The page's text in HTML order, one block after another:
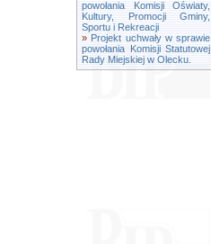
powołania Komisji Oświaty,
Kultury, Promocji Gminy,
Sportu i Rekreacji
» Projekt uchwały w sprawie
powołania Komisji Statutowej
Rady Miejskiej w Olecku.